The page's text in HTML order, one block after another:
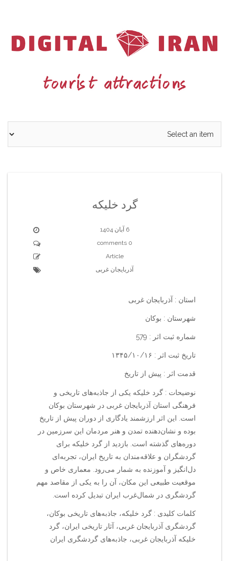
گرد خلیکه
6 آبان 1404
0 comments
Article
آذربایجان غربی
استان : آذربایجان غربی
شهرستان : بوکان
شماره ثبت اثر : 579
تاریخ ثبت اثر : ۱۳۴۵/۱۰/۱۶
قدمت اثر : پیش از تاریخ
نوضیحات : گرد خلیکه یکی از جاذبه‌های تاریخی و
فرهنگی استان آذربایجان غربی در شهرستان بوکان
است. این اثر ارزشمند یادگاری از دوران پیش از تاریخ
بوده و نشان‌دهنده تمدن و هنر مردمان این سرزمین در
دوره‌های گذشته است. بازدید از گرد خلیکه برای
گردشگران و علاقه‌مندان به تاریخ ایران، تجربه‌ای
دل‌انگیز و آموزنده به شمار می‌رود. معماری خاص و
موقعیت طبیعی این مکان، آن را به یکی از مقاصد مهم
گردشگری در شمال‌غرب ایران تبدیل کرده است.
کلمات کلیدی : گرد خلیکه، جاذبه‌های تاریخی بوکان،
گردشگری آذربایجان غربی، آثار تاریخی ایران، گرد
خلیکه آذربایجان غربی، جاذبه‌های گردشگری ایران